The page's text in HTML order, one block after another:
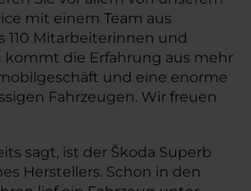
mit einem Team aus
110 Mitarbeiterinnen und
kommt die Erfahrung aus mehr
und eine enorme
Fahrzeugen. Wir freuen
sagt, ist der Škoda Superb
Herstellers. Schon in den